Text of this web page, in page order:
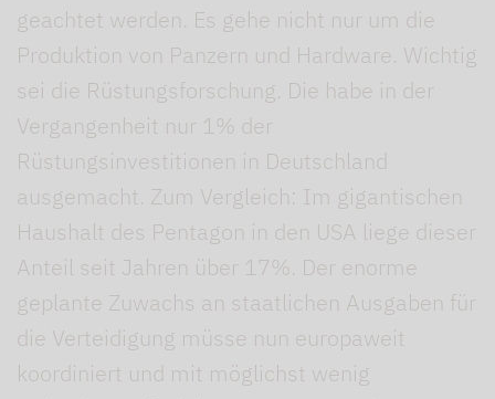
geachtet werden. Es gehe nicht nur um die
Produktion von Panzern und Hardware. Wichtig
sei die Rüstungsforschung. Die habe in der
Vergangenheit nur 1% der
Rüstungsinvestitionen in Deutschland
ausgemacht. Zum Vergleich: Im gigantischen
Haushalt des Pentagon in den USA liege dieser
Anteil seit Jahren über 17%. Der enorme
geplante Zuwachs an staatlichen Ausgaben für
die Verteidigung müsse nun europaweit
koordiniert und mit möglichst wenig